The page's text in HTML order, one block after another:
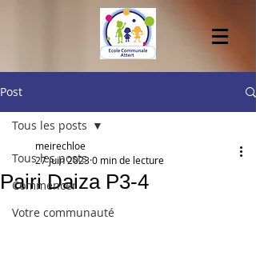
Post
Tous les posts
Commencer
Votre communauté
Tous les posts
Pairi Daiza P3-4
meirechloe
27 juin 20230 min de lecture